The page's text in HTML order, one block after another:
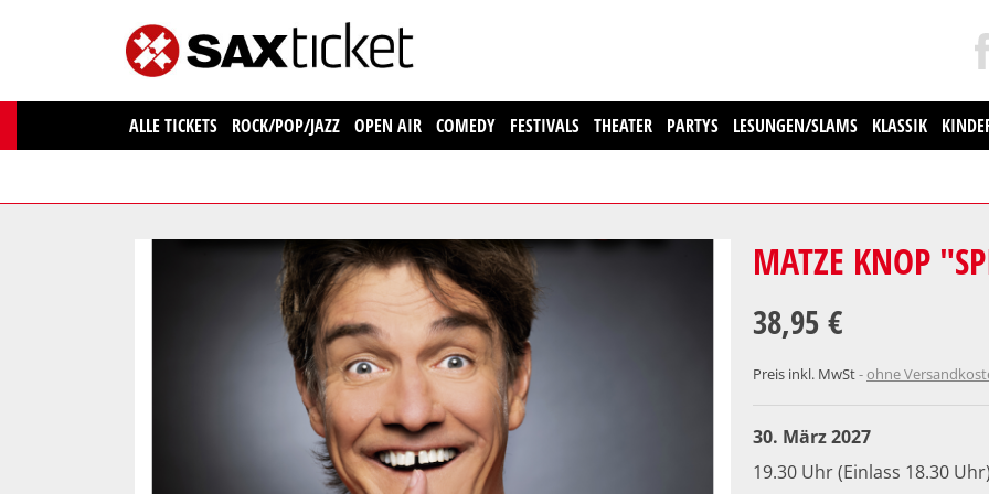
ALLE TICKETS ROCK/POP/JAZZ OPEN AIR COMEDY FESTIVALS THEATER PARTYS LESUNGEN/SLAMS KLASSIK
MATZE KNOP
38,95 €
Preis inkl. MwSt ohne
30. März 2027
19.30 Uhr (Einlass 18.30 Uhr)